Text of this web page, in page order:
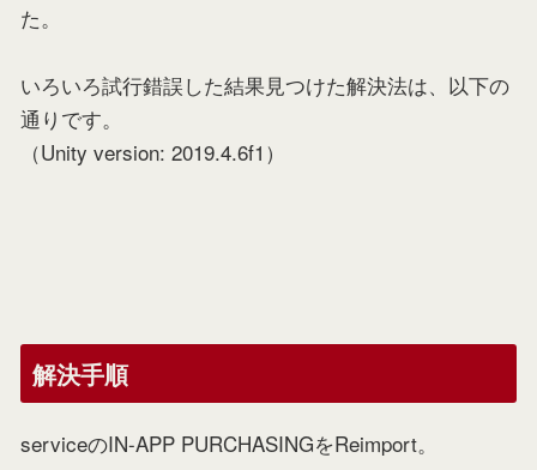
た。
いろいろ試行錯誤した結果見つけた解決法は、以下の
通りです。
（Unity version: 2019.4.6f1）
解決手順
serviceのIN-APP PURCHASINGをReimport。